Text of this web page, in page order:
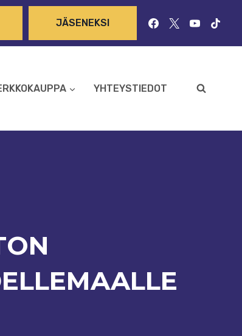
JÄSENEKSI
YHTEYSTIEDOT